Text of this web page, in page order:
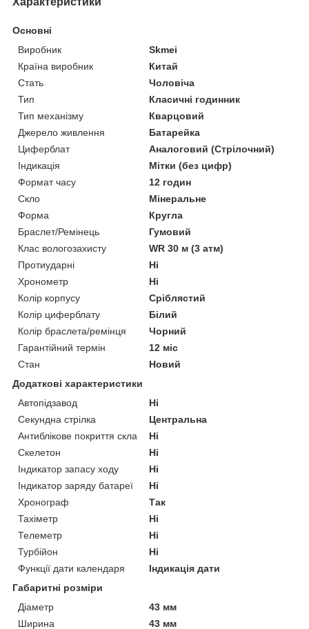
Основні
Виробник
Skmei
Країна виробник
Китай
Стать
Чоловіча
Тип
Класичні годинник
Тип механізму
Кварцовий
Джерело живлення
Батарейка
Циферблат
Аналоговий (Стрілочний)
Індикація
Мітки (без цифр)
Формат часу
12 годин
Скло
Мінеральне
Форма
Кругла
Браслет/Ремінець
Гумовий
Клас вологозахисту
WR 30 м (3 атм)
Протиударні
Ні
Хронометр
Ні
Колір корпусу
Сріблястий
Колір циферблату
Білий
Колір браслета/ремінця
Чорний
Гарантійний термін
12 міс
Стан
Новий
Додаткові характеристики
Автопідзавод
Ні
Секундна стрілка
Центральна
Антиблікове покриття скла
Ні
Скелетон
Ні
Індикатор запасу ходу
Ні
Індикатор заряду батареї
Ні
Хронограф
Так
Тахіметр
Ні
Телеметр
Ні
Турбійон
Ні
Функції дати календаря
Індикація дати
Габаритні розміри
Діаметр
43 мм
Ширина
43 мм